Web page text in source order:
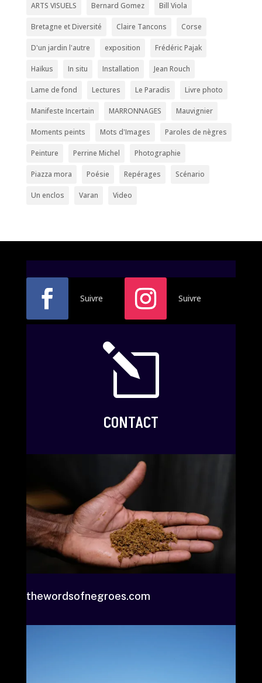
ARTS VISUELS Bernard Gomez Bill Viola
Bretagne et Diversité Claire Tancons Corse
D'un jardin l'autre exposition Frédéric Pajak
Haïkus In situ Installation Jean Rouch
Lame de fond Lectures Le Paradis Livre photo
Manifeste Incertain MARRONNAGES Mauvignier
Moments peints Mots d'Images Paroles de nègres
Peinture Perrine Michel Photographie
Piazza mora Poésie Repérages Scénario
Un enclos Varan Video
Suivre Suivre
l
CONTACT
thewordsofnegroes.com